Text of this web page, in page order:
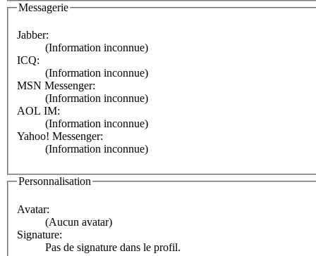
Messagerie
Jabber:
(Information inconnue)
ICQ:
(Information inconnue)
MSN Messenger:
(Information inconnue)
AOL IM:
(Information inconnue)
Yahoo! Messenger:
(Information inconnue)
Personnalisation
Avatar:
(Aucun avatar)
Signature:
Pas de signature dans le profil.